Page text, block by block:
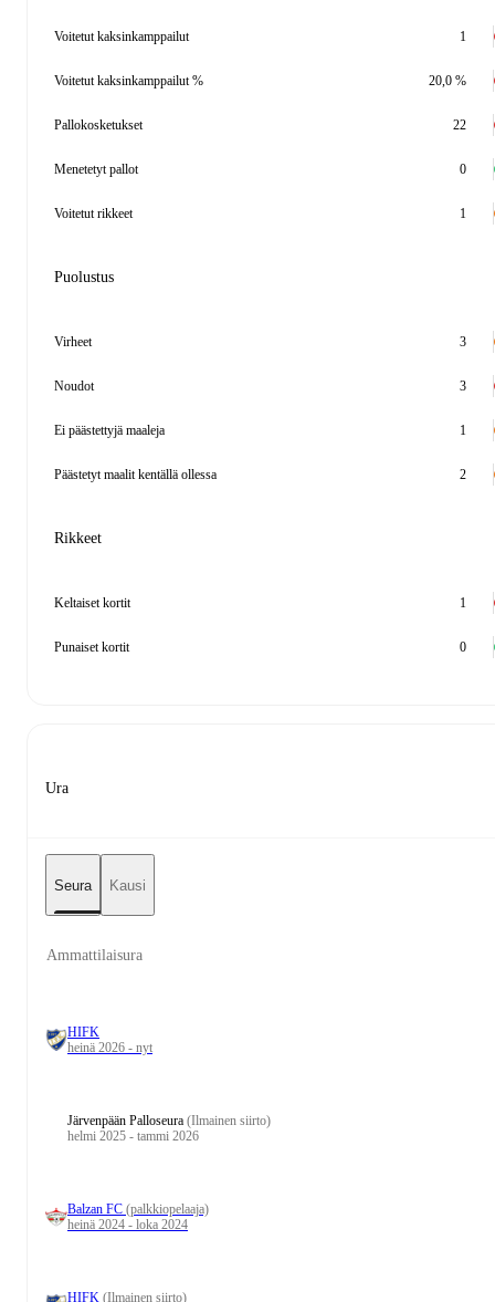
Voitetut kaksinkamppailut 1
Voitetut kaksinkamppailut % 20,0 %
Pallokosketukset 22
Menetetyt pallot 0
Voitetut rikkeet 1
Puolustus
Virheet 3
Noudot 3
Ei päästettyjä maaleja 1
Päästetyt maalit kentällä ollessa 2
Rikkeet
Keltaiset kortit 1
Punaiset kortit 0
Ura
Seura Kausi
Ammattilaisura
HIFK
heinä 2026 - nyt
Järvenpään Palloseura (Ilmainen siirto)
helmi 2025 - tammi 2026
Balzan FC (palkkiopelaaja)
heinä 2024 - loka 2024
HIFK (Ilmainen siirto)